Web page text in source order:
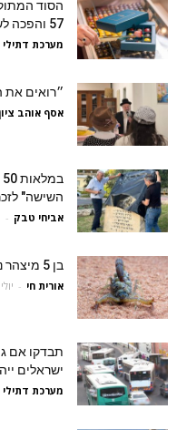
הסוד
57 והפכה לשוקולטיירית עילית
מערכת דתילי
״רואים את
אסף אוהב
השישה"
אביחי טבק -
בן 5 מיצהר נעקץ על ידי עקרב – "רק בנס ניצלו חייו"
אורית חי - יולי 28, 2025
ישראלים
מערכת דתילי